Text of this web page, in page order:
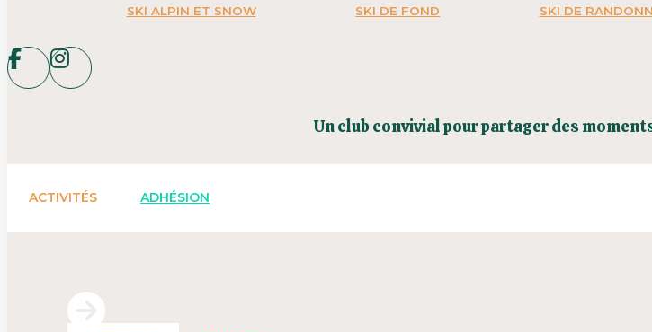
SKI ALPIN ET SNOW SKI DE FOND SKI DE
Un club convivial pour partager des
ACTIVITÉS ADHÉSION